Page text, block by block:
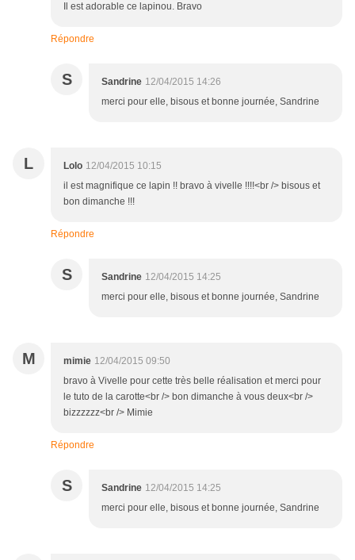
Il est adorable ce lapinou. Bravo
Répondre
S Sandrine 12/04/2015 14:26
merci pour elle, bisous et bonne journée, Sandrine
L Lolo 12/04/2015 10:15
il est magnifique ce lapin !! bravo à vivelle !!!!<br /> bisous et
bon dimanche !!!
Répondre
S Sandrine 12/04/2015 14:25
merci pour elle, bisous et bonne journée, Sandrine
M mimie 12/04/2015 09:50
bravo à Vivelle pour cette très belle réalisation et merci pour
le tuto de la carotte<br /> bon dimanche à vous deux<br />
bizzzzzz<br /> Mimie
Répondre
S Sandrine 12/04/2015 14:25
merci pour elle, bisous et bonne journée, Sandrine